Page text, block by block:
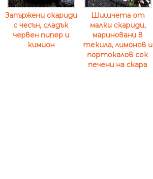
Запържени скариди
с чесън, сладък
червен пипер и
кимион
Шишчета от
малки скариди,
мариновани в
текила, лимонов и
портокалов сок
печени на скара